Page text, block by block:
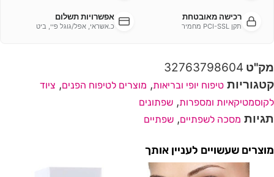
רכישה מאובטחת
תקן PCI-SSL מחמיר
אפשרויות תשלום
כ.אשראי, אפל/גוגל פיי, ביט
מק"ט 32763798604
קטגוריות טיפוח יופי ובריאות, מוצרים לטיפוח הפנים, ציוד
לקוסמטיקאיות ומספרות, שפתונים
תגיות מסכה לשפתיים, שפתיים
מוצרים שעשויים לעניין אותך